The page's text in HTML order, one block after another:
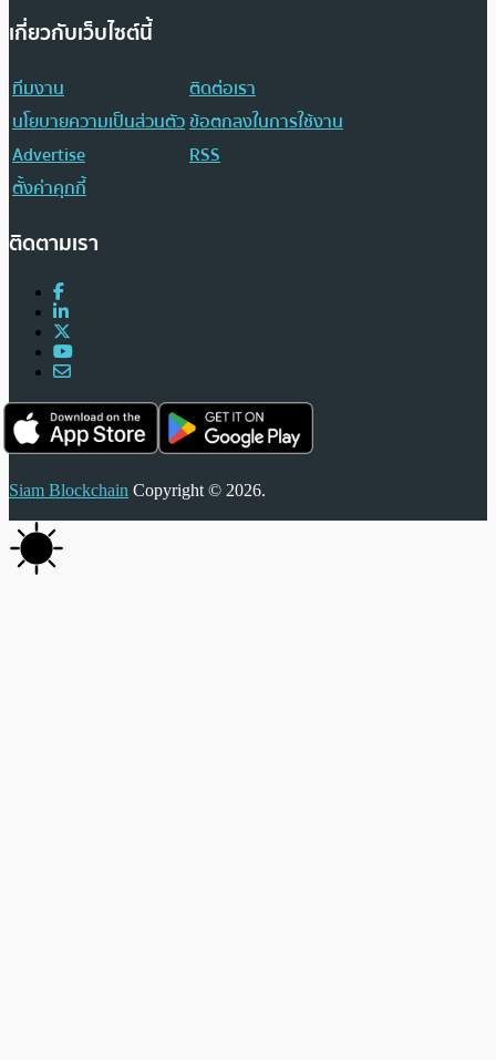
เกี่ยวกับเว็บไซต์นี้
ทีมงาน
ติดต่อเรา
นโยบายความเป็นส่วนตัวข้อตกลงในการใช้งาน
Advertise
RSS
ตั้งค่าคุกกี้
ติดตามเรา
Siam Blockchain Copyright © 2026.